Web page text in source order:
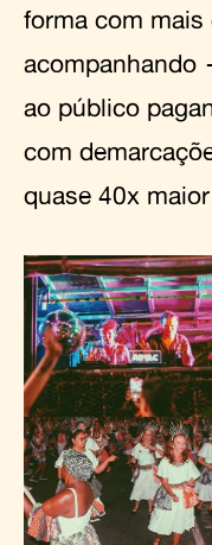
forma com
acompanhando
ao público
com
quase 40x